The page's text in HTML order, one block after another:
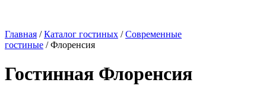
Главная /Каталог гостиных /Современные
гостиные / Флоренсия
Гостинная Флоренсия